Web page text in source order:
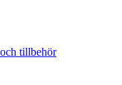
tillbehör